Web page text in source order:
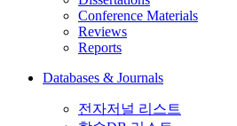
Conference Materials
Reviews
Reports
Databases & Journals
전자저널 리스트